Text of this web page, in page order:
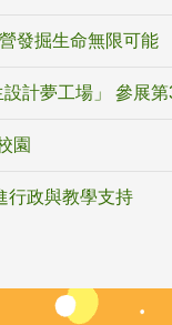
發掘生命無限可能
計夢工場」 參展
園
行政與教學支持